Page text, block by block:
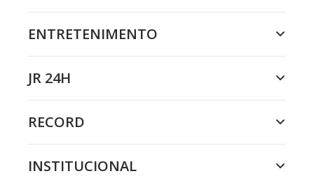
ENTRETENIMENTO
JR 24H
RECORD
INSTITUCIONAL